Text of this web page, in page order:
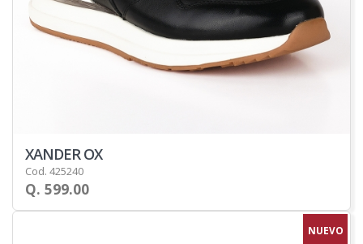
XANDER OX
Cod. 425240
Q. 599.00
NUEVO